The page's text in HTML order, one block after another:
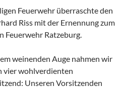
Feuerwehr überraschte den
Riss mit der Ernennung zum
Feuerwehr Ratzeburg.
weinenden Auge nahmen wir
vier wohlverdienten
Unseren Vorsitzenden